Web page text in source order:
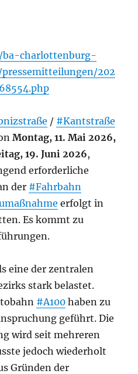
charlottenburg-
202
/ #Kantstraße
Montag, 11. Mai 2026,
19. Juni 2026,
erforderliche
der #Fahrbahn
erfolgt in
Es kommt zu
eine der zentralen
stark belastet.
#A100 haben zu
geführt. Die
wird seit mehreren
jedoch wiederholt
Gründen der